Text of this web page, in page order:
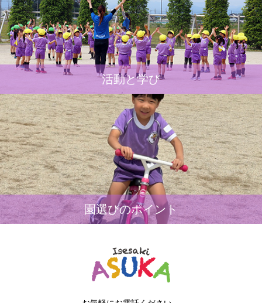
活動と学び
園選びのポイント